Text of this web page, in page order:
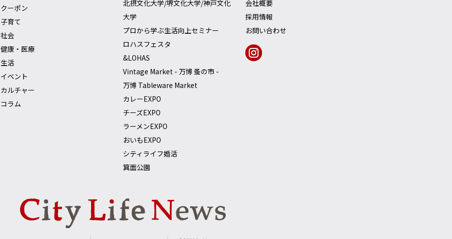
クーポン
子育て
社会
健康・医療
生活
イベント
カルチャー
コラム
北摂文化大学/堺文化大学/神戸文化
大学
プロから学ぶ生活向上セミナー
ロハスフェスタ
&LOHAS
Vintage Market - 万博 蚤の市 -
万博 Tableware Market
カレーEXPO
チーズEXPO
ラーメンEXPO
おいもEXPO
シティライフ婚活
箕面公園
会社概要
採用情報
お問い合わせ